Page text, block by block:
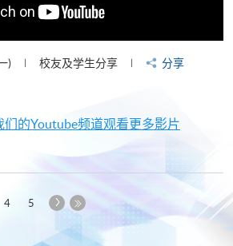
) 校友及学生分享 分享
们的Youtube频道观看更多影片
4 5
下
最